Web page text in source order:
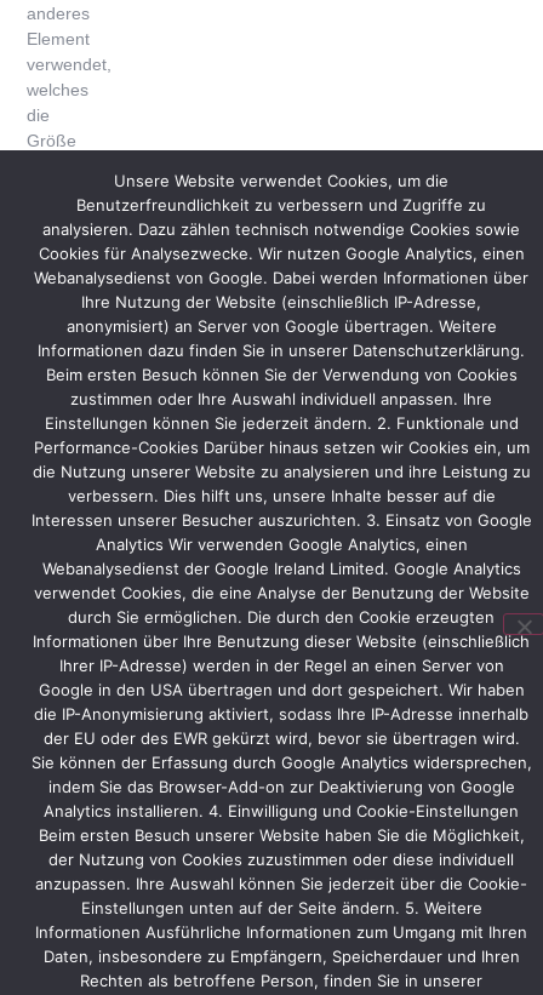
anderes
Element
verwendet,
welches
die
Größe
10
Unternehmen
besser
betont
hervorhebt.
Besa-
Racing
2015
mit
seinem
am
Stand
vertreten
sein.
Vorheriger Nächster
Unsere Website verwendet Cookies, um die
Benutzerfreundlichkeit zu verbessern und Zugriffe zu
analysieren. Dazu zählen technisch notwendige Cookies sowie
Cookies für Analysezwecke. Wir nutzen Google Analytics, einen
Webanalysedienst von Google. Dabei werden Informationen über
Ihre Nutzung der Website (einschließlich IP-Adresse,
anonymisiert) an Server von Google übertragen. Weitere
Informationen dazu finden Sie in unserer Datenschutzerklärung.
Beim ersten Besuch können Sie der Verwendung von Cookies
zustimmen oder Ihre Auswahl individuell anpassen. Ihre
Einstellungen können Sie jederzeit ändern. 2. Funktionale und
Performance-Cookies Darüber hinaus setzen wir Cookies ein, um
die Nutzung unserer Website zu analysieren und ihre Leistung zu
verbessern. Dies hilft uns, unsere Inhalte besser auf die
Interessen unserer Besucher auszurichten. 3. Einsatz von Google
Analytics Wir verwenden Google Analytics, einen
Webanalysedienst der Google Ireland Limited. Google Analytics
verwendet Cookies, die eine Analyse der Benutzung der Website
durch Sie ermöglichen. Die durch den Cookie erzeugten
Informationen über Ihre Benutzung dieser Website (einschließlich
Ihrer IP-Adresse) werden in der Regel an einen Server von
Google in den USA übertragen und dort gespeichert. Wir haben
die IP-Anonymisierung aktiviert, sodass Ihre IP-Adresse innerhalb
der EU oder des EWR gekürzt wird, bevor sie übertragen wird.
Sie können der Erfassung durch Google Analytics widersprechen,
indem Sie das Browser-Add-on zur Deaktivierung von Google
Analytics installieren. 4. Einwilligung und Cookie-Einstellungen
Beim ersten Besuch unserer Website haben Sie die Möglichkeit,
der Nutzung von Cookies zuzustimmen oder diese individuell
anzupassen. Ihre Auswahl können Sie jederzeit über die Cookie-
Einstellungen unten auf der Seite ändern. 5. Weitere
Informationen Ausführliche Informationen zum Umgang mit Ihren
Daten, insbesondere zu Empfängern, Speicherdauer und Ihren
Rechten als betroffene Person, finden Sie in unserer